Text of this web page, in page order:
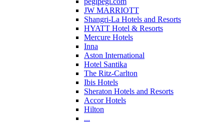
JW MARRIOTT
Shangri-La Hotels and Resorts
HYATT Hotel & Resorts
Mercure Hotels
Inna
Aston International
Hotel Santika
The Ritz-Carlton
Ibis Hotels
Sheraton Hotels and Resorts
Accor Hotels
Hilton
...